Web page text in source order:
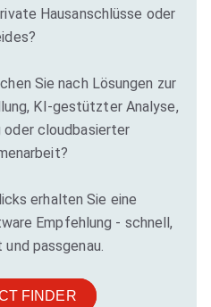
Hausanschlüsse oder
Sie nach Lösungen zur
KI-gestützter Analyse,
oder cloudbasierter
erhalten Sie eine
Empfehlung - schnell,
passgenau.
FINDER